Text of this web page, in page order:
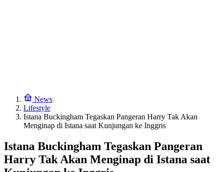
News
Lifestyle
Istana Buckingham Tegaskan Pangeran Harry Tak Akan
Menginap di Istana saat Kunjungan ke Inggris
Istana Buckingham Tegaskan Pangeran
Harry Tak Akan Menginap di Istana saat